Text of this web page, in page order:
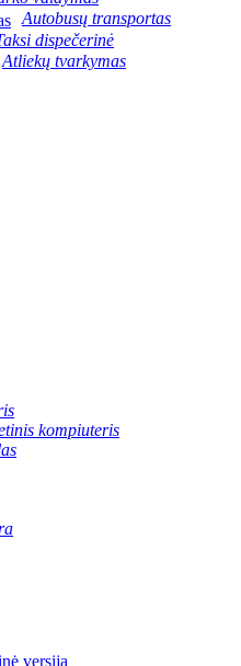
Autobusų transportas
dispečerinė
Atliekų tvarkymas
kompiuteris